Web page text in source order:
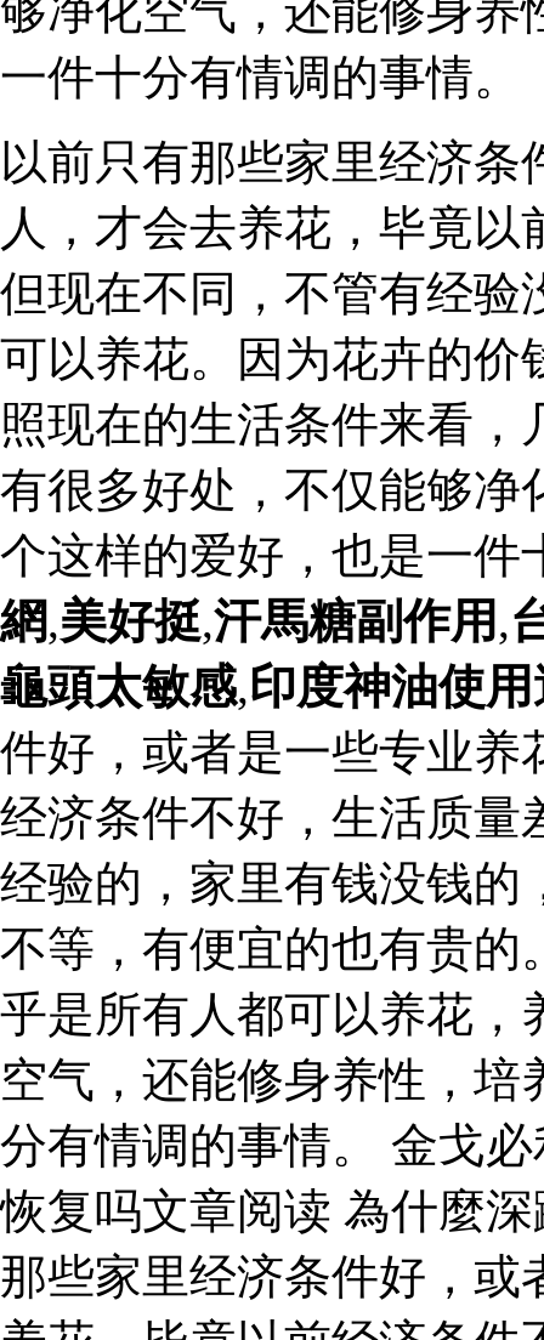
够净化空气，还能修身养
一件十分有情调的事情。
以前只有那些家里经济
人，才会去养花，毕竟
但现在不同，不管有经验
可以养花。因为花卉的价
照现在的生活条件来看
有很多好处，不仅能够净
个这样的爱好，也是一
網,美好挺,汗馬糖副作用 ,
龜頭太敏感,印度神油使
件好，或者是一些专业养
经济条件不好，生活质量
经验的，家里有钱没钱的
不等，有便宜的也有贵的
乎是所有人都可以养花，
空气，还能修身养性，
分有情调的事情。 金戈
恢复吗文章阅读 為什麼
那些家里经济条件好，或